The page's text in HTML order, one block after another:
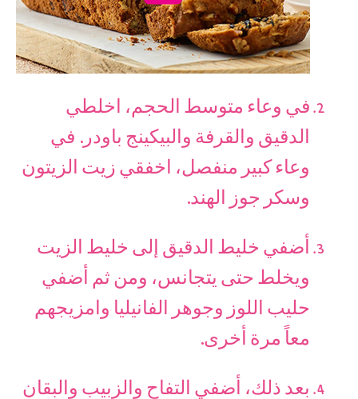
في وعاء متوسط ​​الحجم، اخلطي
الدقيق والقرفة والبيكينج باودر. في
وعاء كبير منفصل، اخفقي زيت الزيتون
وسكر جوز الهند.
أضفي خليط الدقيق إلى خليط الزيت
ويخلط حتى يتجانس، ومن ثم أضفي
حليب اللوز وجوهر الفانيليا وامزيجهم
معاً مرة أخرى.
بعد ذلك، أضفي التفاح والزبيب والبقان